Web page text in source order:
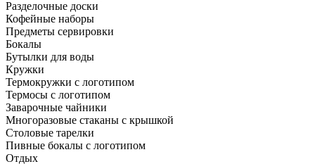
Разделочные доски
Кофейные наборы
Предметы сервировки
Бокалы
Бутылки для воды
Кружки
Термокружки с логотипом
Термосы с логотипом
Заварочные чайники
Многоразовые стаканы с крышкой
Столовые тарелки
Пивные бокалы с логотипом
Отдых